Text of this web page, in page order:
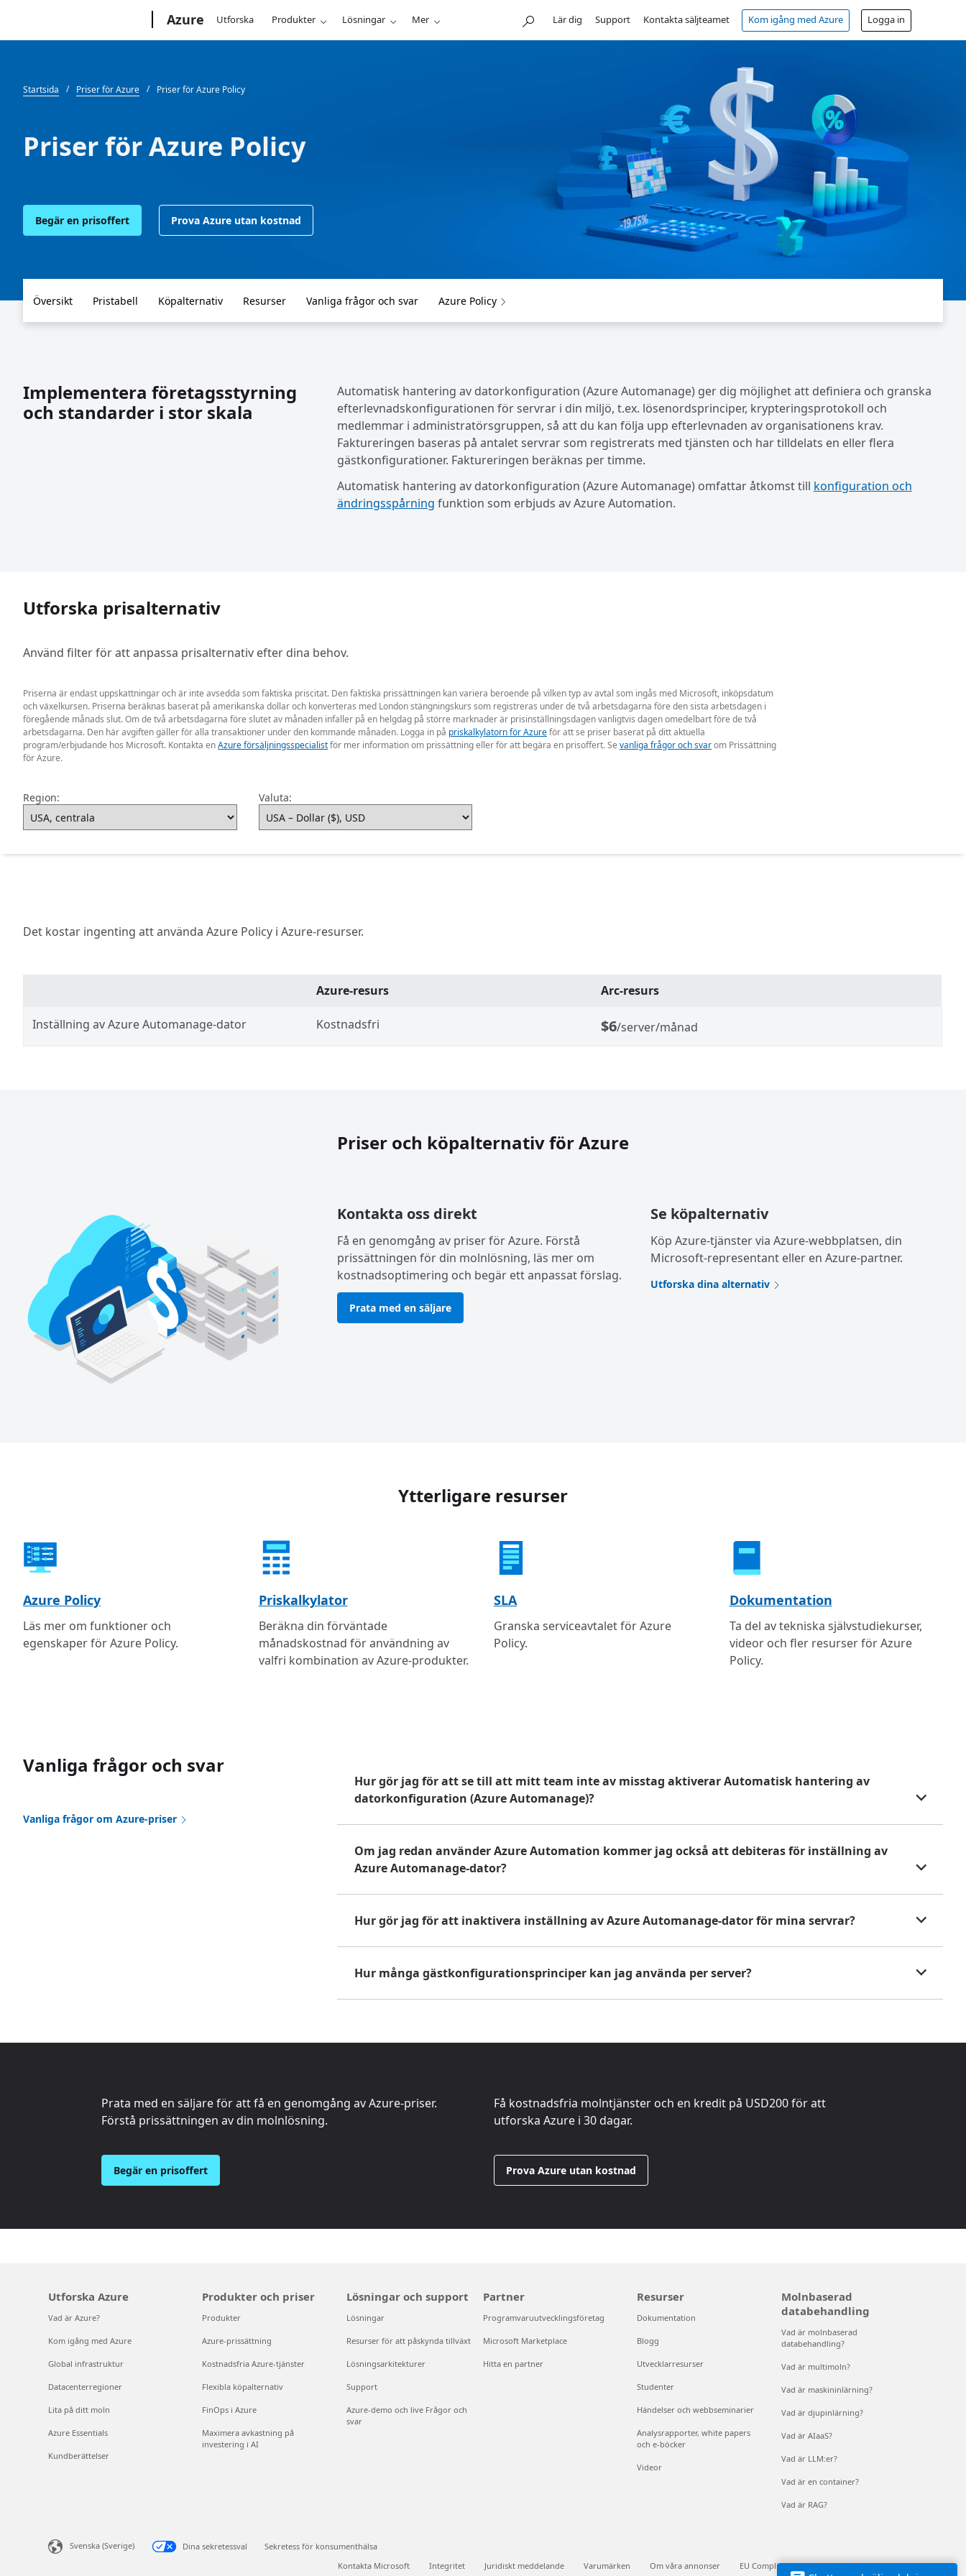
Azure Utforska Produkter Lösningar Mer Lär dig Support Kontakta säljteamet Kom igång med Azure Logga in
Startsida Priser för Azure Priser för Azure Policy
Priser för Azure Policy
Begär en prisoffert Prova Azure utan kostnad
Översikt Pristabell Köpalternativ Resurser Vanliga frågor och svar Azure Policy
Implementera företagsstyrning
och standarder i stor skala
Automatisk hantering av datorkonfiguration (Azure Automanage) ger dig möjlighet att definiera och granska
efterlevnadskonfigurationen för servrar i din miljö, t.ex. lösenordsprinciper, krypteringsprotokoll och
medlemmar i administratörsgruppen, så att du kan följa upp efterlevnaden av organisationens krav.
Faktureringen baseras på antalet servrar som registrerats med tjänsten och har tilldelats en eller flera
gästkonfigurationer. Faktureringen beräknas per timme.
Automatisk hantering av datorkonfiguration (Azure Automanage) omfattar åtkomst till konfiguration och
ändringsspårning funktion som erbjuds av Azure Automation.
Utforska prisalternativ
Använd filter för att anpassa prisalternativ efter dina behov.
Priserna är endast uppskattningar och är inte avsedda som faktiska priscitat. Den faktiska prissättningen kan variera beroende på vilken typ av avtal som ingås med Microsoft, inköpsdatum
och växelkursen. Priserna beräknas baserat på amerikanska dollar och konverteras med London stängningskurs som registreras under de två arbetsdagarna före den sista arbetsdagen i
föregående månads slut. Om de två arbetsdagarna före slutet av månaden infaller på en helgdag på större marknader är prisinställningsdagen vanligtvis dagen omedelbart före de två
arbetsdagarna. Den här avgiften gäller för alla transaktioner under den kommande månaden. Logga in på priskalkylatorn för Azureför att se priser baserat på ditt aktuella
program/erbjudande hos Microsoft. Kontakta enAzure försäljningsspecialistför mer information om prissättning eller för att begära en prisoffert. Se vanliga frågor och svarom Prissättning
för Azure.
Region: Valuta:
Det kostar ingenting att använda Azure Policy i Azure-resurser.
Azure-resurs Arc-resurs
Inställning av Azure Automanage-dator Kostnadsfri $6/server/månad
Priser och köpalternativ för Azure
Kontakta oss direkt
Få en genomgång av priser för Azure. Förstå
prissättningen för din molnlösning, läs mer om
kostnadsoptimering och begär ett anpassat förslag.
Prata med en säljare
Se köpalternativ
Köp Azure-tjänster via Azure-webbplatsen, din
Microsoft-representant eller en Azure-partner.
Utforska dina alternativ
Ytterligare resurser
Azure Policy
Läs mer om funktioner och
egenskaper för Azure Policy.
Priskalkylator
Beräkna din förväntade
månadskostnad för användning av
valfri kombination av Azure-produkter.
SLA
Granska serviceavtalet för Azure
Policy.
Dokumentation
Ta del av tekniska självstudiekurser,
videor och fler resurser för Azure
Policy.
Vanliga frågor och svar
Vanliga frågor om Azure-priser
Hur gör jag för att se till att mitt team inte av misstag aktiverar Automatisk hantering av
datorkonfiguration (Azure Automanage)?
Om jag redan använder Azure Automation kommer jag också att debiteras för inställning av
Azure Automanage-dator?
Hur gör jag för att inaktivera inställning av Azure Automanage-dator för mina servrar?
Hur många gästkonfigurationsprinciper kan jag använda per server?
Prata med en säljare för att få en genomgång av Azure-priser.
Förstå prissättningen av din molnlösning.
Begär en prisoffert
Få kostnadsfria molntjänster och en kredit på USD200för att
utforska Azure i 30 dagar.
Prova Azure utan kostnad
Utforska Azure
Vad är Azure?
Kom igång med Azure
Global infrastruktur
Datacenterregioner
Lita på ditt moln
Azure Essentials
Kundberättelser
Produkter och priser
Produkter
Azure-prissättning
Kostnadsfria Azure-tjänster
Flexibla köpalternativ
FinOps i Azure
Maximera avkastning på
investering i AI
Lösningar och support
Lösningar
Resurser för att påskynda tillväxt
Lösningsarkitekturer
Support
Azure-demo och live Frågor och
svar
Partner
Programvaruutvecklingsföretag
Microsoft Marketplace
Hitta en partner
Resurser
Dokumentation
Blogg
Utvecklarresurser
Studenter
Händelser och webbseminarier
Analysrapporter, white papers
och e-böcker
Videor
Molnbaserad
databehandling
Vad är molnbaserad
databehandling?
Vad är multimoln?
Vad är maskininlärning?
Vad är djupinlärning?
Vad är AIaaS?
Vad är LLM:er?
Vad är en container?
Vad är RAG?
Svenska (Sverige) Dina sekretessval
Sekretess för konsumenthälsa
Kontakta Microsoft
Integritet Juridiskt meddelande Varumärken Om våra annonser EU Compliance DoCs © Microsoft 2026